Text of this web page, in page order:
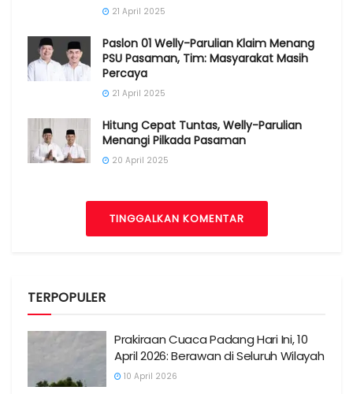
21 April 2025
Paslon 01 Welly-Parulian Klaim Menang
PSU Pasaman, Tim: Masyarakat Masih
Percaya
21 April 2025
Hitung Cepat Tuntas, Welly-Parulian
Menangi Pilkada Pasaman
20 April 2025
TINGGALKAN KOMENTAR
TERPOPULER
Prakiraan Cuaca Padang Hari Ini, 10
April 2026: Berawan di Seluruh Wilayah
10 April 2026